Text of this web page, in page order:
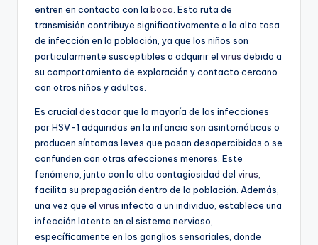
entren en contacto con la boca . Esta ruta de
transmisión contribuye significativamente a la alta tasa
de infección en la población, ya que los niños son
particularmente susceptibles a adquirir el virus debido a
su comportamiento de exploración y contacto cercano
con otros niños y adultos.
Es crucial destacar que la mayoría de las infecciones
por HSV-1 adquiridas en la infancia son asintomáticas o
producen síntomas leves que pasan desapercibidos o se
confunden con otras afecciones menores. Este
fenómeno, junto con la alta contagiosidad del virus
facilita su propagación dentro de la población. Además,
una vez que el virus infecta a un individuo, establece una
infección latente en el sistema nervioso,
específicamente en los ganglios sensoriales, donde